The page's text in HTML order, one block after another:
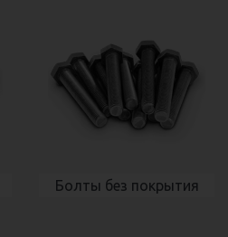
Болты без покрытия